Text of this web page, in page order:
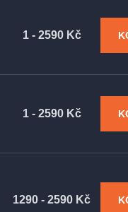
1 - 2590 Kč
1 - 2590 Kč
1290 - 2590 Kč